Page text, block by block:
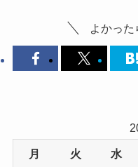
よかった
月 火 水